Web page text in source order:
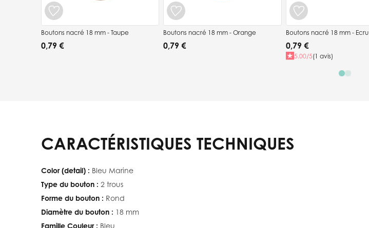
Boutons nacré 18 mm - Taupe
0,79 €
Boutons nacré 18 mm - Orange
0,79 €
Boutons nacré 18 mm - Ecru
0,79 €
5.00/5(1 avis)
CARACTÉRISTIQUES TECHNIQUES
Color (detail) : Bleu Marine
Type du bouton : 2 trous
Forme du bouton : Rond
Diamètre du bouton : 18 mm
Famille Couleur : Bleu